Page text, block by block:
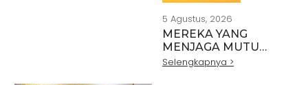
5 Agustus, 2026
MEREKA YANG
MENJAGA MUTU
INDONESIA:
Selengkapnya >